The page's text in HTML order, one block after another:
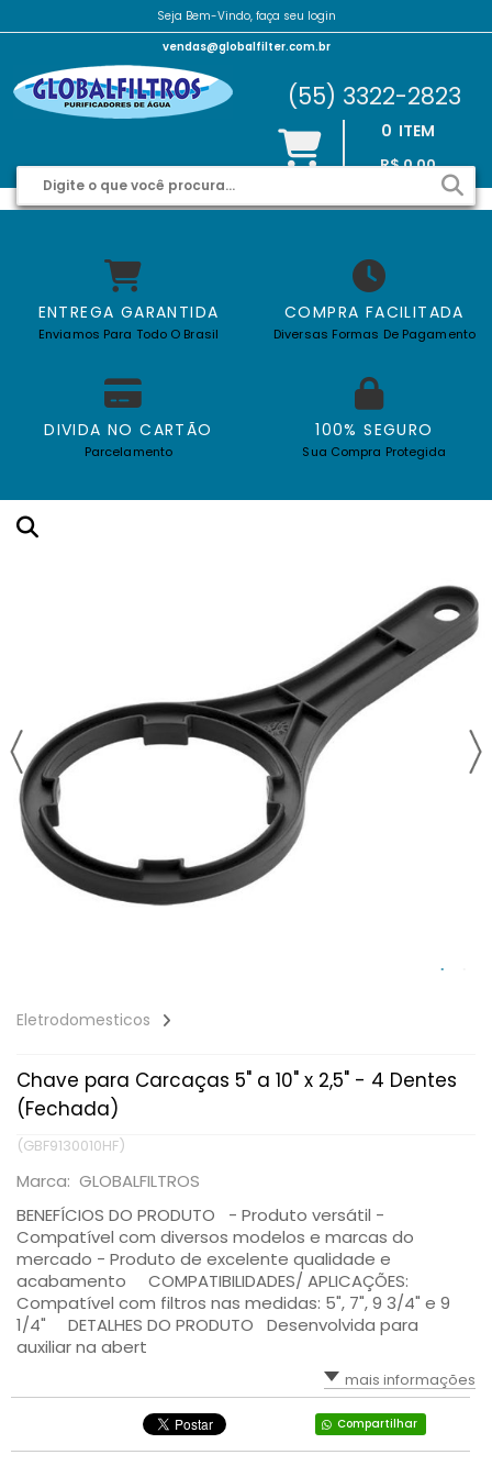
Seja Bem-Vindo, faça seu login
vendas@globalfilter.com.br
(55) 3322-2823
0 ITEM
R$ 0,00
ENTREGA GARANTIDA
Enviamos Para Todo O Brasil
COMPRA FACILITADA
Diversas Formas De Pagamento
DIVIDA NO CARTÃO
Parcelamento
100% SEGURO
Sua Compra Protegida
Eletrodomesticos
Chave para Carcaças 5" a 10" x 2,5" - 4 Dentes
(Fechada)
(GBF9130010HF)
Marca: GLOBALFILTROS
BENEFÍCIOS DO PRODUTO - Produto versátil -
Compatível com diversos modelos e marcas do
mercado - Produto de excelente qualidade e
acabamento COMPATIBILIDADES/ APLICAÇÕES:
Compatível com filtros nas medidas: 5", 7", 9 3/4" e 9
1/4" DETALHES DO PRODUTO Desenvolvida para
auxiliar na abert
mais informações
Compartilhar